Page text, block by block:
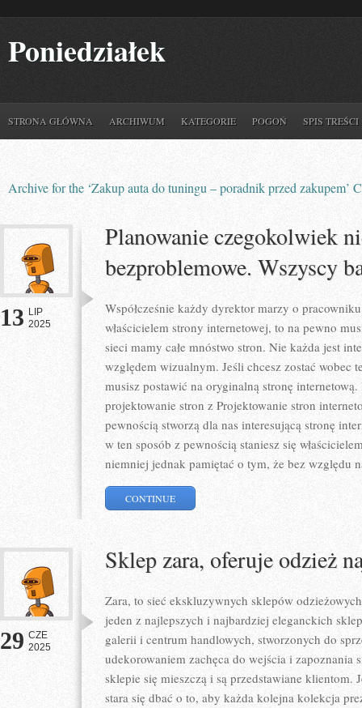
Poniedziałek
STRONA GŁÓWNA ARCHIWUM KATEGORIE POGOŃ SPIS TREŚCI
Archive for the ‘Zakup auta do tuningu – poradnik przed zakupem’
13 LIP
2025
Planowanie czegokolwiek
bezproblemowe. Wszyscy
Współcześnie każdy dyrektor marzy o
właścicielem strony internetowej, to na pewno
sieci mamy całe mnóstwo stron. Nie każda jest
względem wizualnym. Jeśli chcesz zostać wobec
musisz postawić na oryginalną stronę
projektowanie stron z Projektowanie stron
pewnością stworzą dla nas interesującą stronę
w ten sposób z pewnością staniesz się
niemniej jednak pamiętać o tym, że bez względu
CONTINUE
29 CZE
2025
Sklep zara, oferuje odzież
Zara, to sieć ekskluzywnych sklepów
jeden z najlepszych i najbardziej eleganckich
galerii i centrum handlowych, stworzonych do
udekorowaniem zachęca do wejścia i
sklepie się mieszczą i są przedstawiane klientom.
stara się dbać o to, aby każda kolejna kolekcja